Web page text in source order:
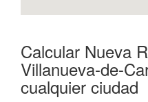
Calcular Nueva
Villanueva-de-
cualquier ciudad